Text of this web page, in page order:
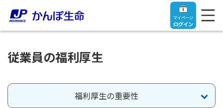
マイページ
ログイン
従業員の福利厚生
福利厚生の重要性